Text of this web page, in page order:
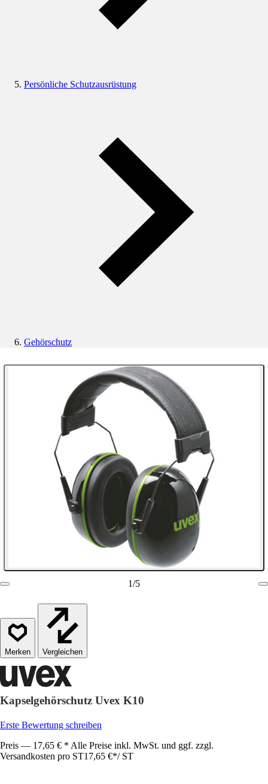
Persönliche Schutzausrüstung
Gehörschutz
1/5
Vergleichen
Kapselgehörschutz Uvex K10
Erste Bewertung schreiben
Preis — 17,65 € * Alle Preise inkl. MwSt. und ggf. zzgl.
Versandkosten pro ST17,65 €*/ ST